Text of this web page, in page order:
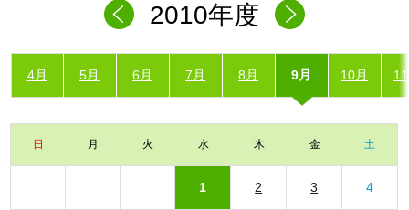
2010年度
4月 5月 6月 7月 8月 9月 10月
日 月 火 水 木 金 土
1 2 3 4